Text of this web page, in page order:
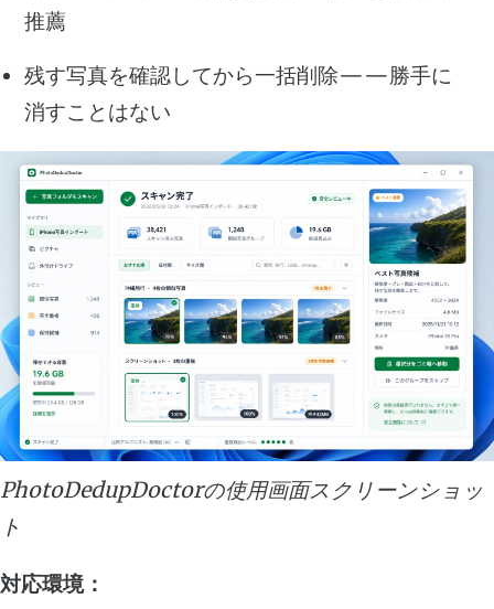
推薦
残す写真を確認してから一括削除——勝手に
消すことはない
PhotoDedupDoctorの使用画面スクリーンショッ
ト
対応環境：